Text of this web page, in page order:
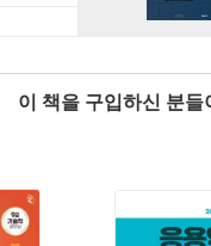
이 책을 구입하신 분